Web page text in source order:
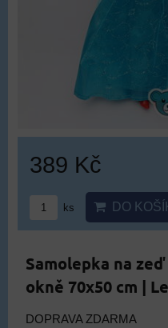
389 Kč
ks DO
Samolepka na
okně 70x50 cm |
DOPRAVA ZDARMA